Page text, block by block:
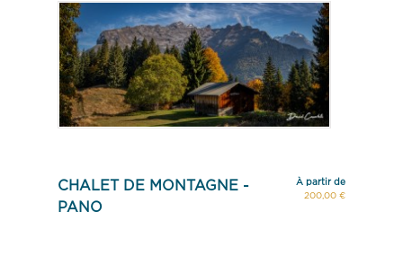
CHALET DE MONTAGNE -
PANO
À partir de
200,00 €